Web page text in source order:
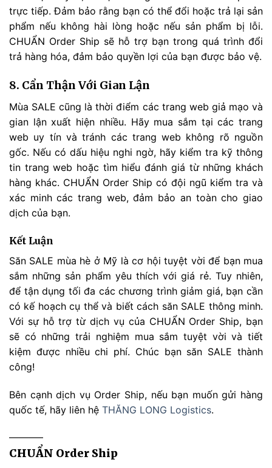
trực tiếp. Đảm bảo rằng bạn có thể đổi hoặc trả lại sản
phẩm nếu không hài lòng hoặc nếu sản phẩm bị lỗi.
CHUẨN Order Ship sẽ hỗ trợ bạn trong quá trình đổi
trả hàng hóa, đảm bảo quyền lợi của bạn được bảo vệ.
8. Cẩn Thận Với Gian Lận
Mùa SALE cũng là thời điểm các trang web giả mạo và
gian lận xuất hiện nhiều. Hãy mua sắm tại các trang
web uy tín và tránh các trang web không rõ nguồn
gốc. Nếu có dấu hiệu nghi ngờ, hãy kiểm tra kỹ thông
tin trang web hoặc tìm hiểu đánh giá từ những khách
hàng khác. CHUẨN Order Ship có đội ngũ kiểm tra và
xác minh các trang web, đảm bảo an toàn cho giao
dịch của bạn.
Kết Luận
Săn SALE mùa hè ở Mỹ là cơ hội tuyệt vời để bạn mua
sắm những sản phẩm yêu thích với giá rẻ. Tuy nhiên,
để tận dụng tối đa các chương trình giảm giá, bạn cần
có kế hoạch cụ thể và biết cách săn SALE thông minh.
Với sự hỗ trợ từ dịch vụ của CHUẨN Order Ship, bạn
sẽ có những trải nghiệm mua sắm tuyệt vời và tiết
kiệm được nhiều chi phí. Chúc bạn săn SALE thành
công!
Bên cạnh dịch vụ Order Ship, nếu bạn muốn gửi hàng
quốc tế, hãy liên hệ THĂNG LONG Logistics.
———–
CHUẨN Order Ship